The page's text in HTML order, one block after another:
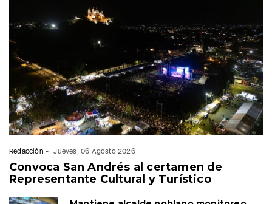
Redacción- Jueves, 06 Agosto 2026
Convoca San Andrés al certamen de
Representante Cultural y Turístico
Mantiene alcalde poblano monitoreo
ante temporada de lluvias